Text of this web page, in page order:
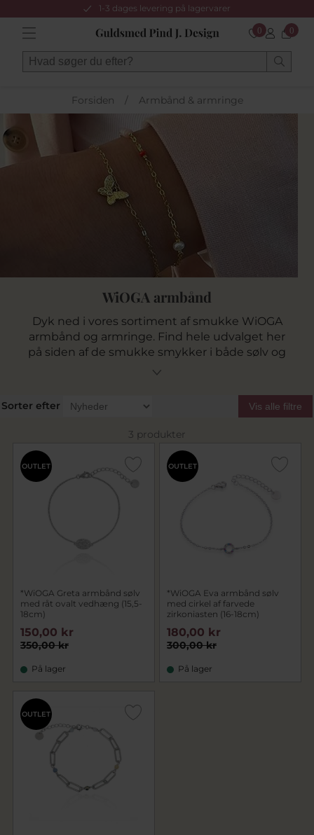
1-3 dages levering på lagervarer
0 0
Forsiden / Armbånd & armringe
WiOGA armbånd
Dyk ned i vores sortiment af smukke WiOGA
armbånd og armringe. Find hele udvalget her
på siden af de smukke smykker i både sølv og
forgyldt sølv.
Sorter efter Vis alle filtre
3 produkter
OUTLET
*WiOGA Greta armbånd sølv
med råt ovalt vedhæng (15,5-
18cm)
350,00 kr
150,00 kr
På lager
OUTLET
*WiOGA Eva armbånd sølv
med cirkel af farvede
zirkoniasten (16-18cm)
300,00 kr
180,00 kr
På lager
OUTLET